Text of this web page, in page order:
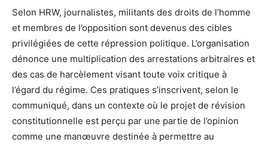
Selon HRW, journalistes, militants des droits de l’homme
et membres de l’opposition sont devenus des cibles
privilégiées de cette répression politique. L’organisation
dénonce une multiplication des arrestations arbitraires et
des cas de harcèlement visant toute voix critique à
l’égard du régime. Ces pratiques s’inscrivent, selon le
communiqué, dans un contexte où le projet de révision
constitutionnelle est perçu par une partie de l’opinion
comme une manœuvre destinée à permettre au